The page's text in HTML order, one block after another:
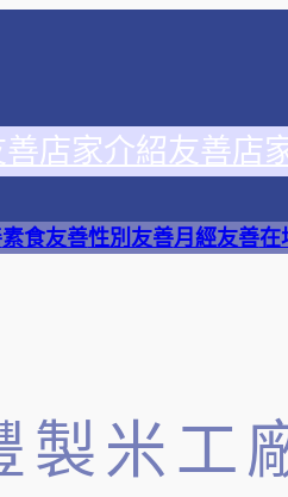
善店家介紹友善店
素食友善性別友善月經友善在
製米工